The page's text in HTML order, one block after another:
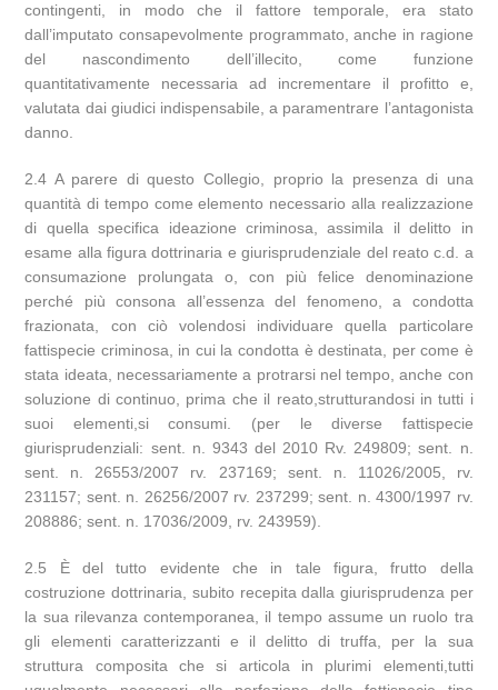
contingenti, in modo che il fattore temporale, era stato
dall’imputato consapevolmente programmato, anche in ragione
del nascondimento dell’illecito, come funzione
quantitativamente necessaria ad incrementare il profitto e,
valutata dai giudici indispensabile, a paramentrare l’antagonista
danno.
2.4 A parere di questo Collegio, proprio la presenza di una
quantità di tempo come elemento necessario alla realizzazione
di quella specifica ideazione criminosa, assimila il delitto in
esame alla figura dottrinaria e giurisprudenziale del reato c.d. a
consumazione prolungata o, con più felice denominazione
perché più consona all’essenza del fenomeno, a condotta
frazionata, con ciò volendosi individuare quella particolare
fattispecie criminosa, in cui la condotta è destinata, per come è
stata ideata, necessariamente a protrarsi nel tempo, anche con
soluzione di continuo, prima che il reato,strutturandosi in tutti i
suoi elementi,si consumi. (per le diverse fattispecie
giurisprudenziali: sent. n. 9343 del 2010 Rv. 249809; sent. n.
sent. n. 26553/2007 rv. 237169; sent. n. 11026/2005, rv.
231157; sent. n. 26256/2007 rv. 237299; sent. n. 4300/1997 rv.
208886; sent. n. 17036/2009, rv. 243959).
2.5 È del tutto evidente che in tale figura, frutto della
costruzione dottrinaria, subito recepita dalla giurisprudenza per
la sua rilevanza contemporanea, il tempo assume un ruolo tra
gli elementi caratterizzanti e il delitto di truffa, per la sua
struttura composita che si articola in plurimi elementi,tutti